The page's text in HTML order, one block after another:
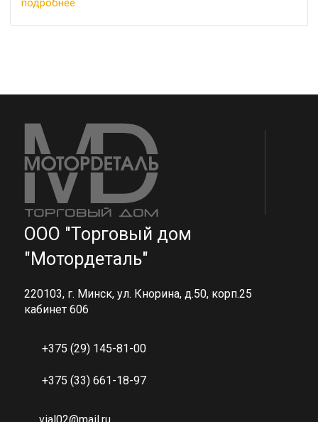
подробнее
ООО "Торговый дом
"Мотордеталь"
220103, г. Минск, ул. Кнорина, д.50, корп.25
кабинет 606
+375 (29) 145-81-00
+375 (33) 661-18-97